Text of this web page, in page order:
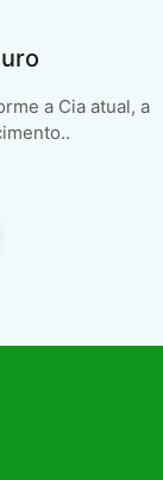
a Cia atual, a